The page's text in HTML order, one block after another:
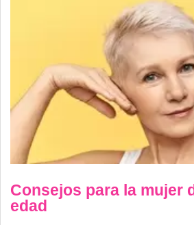
Consejos para la mujer
edad